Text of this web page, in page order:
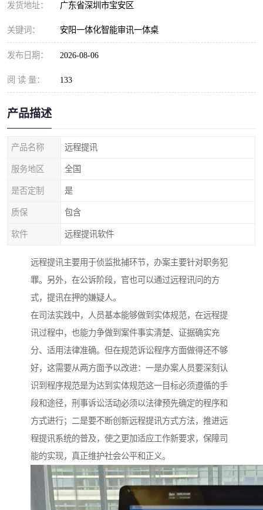
发货地址： 广东省深圳市宝安区
关键词： 安阳一体化智能审讯一体桌
发布日期： 2026-08-06
阅 读 量： 133
产品描述
产品名称 远程提讯
服务地区 全国
是否定制 是
质保 包含
软件 远程提讯软件
远程提讯主要用于侦监批捕环节，办案主要针对职务犯
罪。另外，在公诉阶段，官也可以通过远程讯问的方
式，提讯在押的嫌疑人。
在司法实践中，人员基本能够做到实体规范，在远程提
讯过程中，也能力争做到案件事实清楚、证据确实充
分、适用法律准确。但在规范诉讼程序方面做得还不够
好，这需要从两方面予以改进：一是办案人员要深刻认
识到程序规范是为达到实体规范这一目标必须遵循的手
段和途径，刑事诉讼活动必须以法律预先确定的程序和
方式进行；二是要不断创新远程提讯方式方法，推进远
程提讯系统的普及，使之更加适应工作新要求，保障司
能的实现，真正维护社会公平和正义。